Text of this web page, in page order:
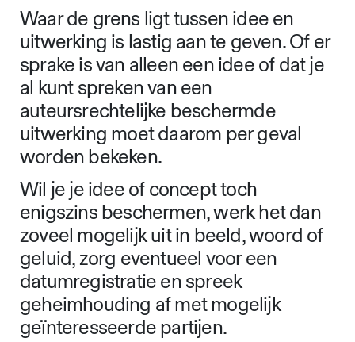
Waar de grens ligt tussen idee en
uitwerking is lastig aan te geven. Of er
sprake is van alleen een idee of dat je
al kunt spreken van een
auteursrechtelijke beschermde
uitwerking moet daarom per geval
worden bekeken.
Wil je je idee of concept toch
enigszins beschermen, werk het dan
zoveel mogelijk uit in beeld, woord of
geluid, zorg eventueel voor een
datumregistratie en spreek
geheimhouding af met mogelijk
geïnteresseerde partijen.